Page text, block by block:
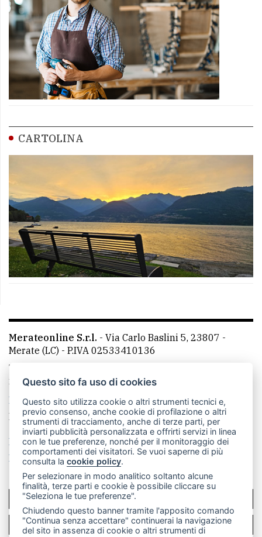
CARTOLINA
Merateonline S.r.l. - Via Carlo Baslini 5, 23807 -
Merate (LC) - P.IVA 02533410136
Telefono:
mail: redazione@leccoonline.com
La redazione
MerateOnline CasateOnline
RSS
Made by VIP
Privacy policy
Cookie policy
Rivedi le tue scelte sui cookie
SCRIVICI
PER LA TUA PUBBLICITÀ
Questo sito fa uso di cookies
Questo sito utilizza cookie o altri strumenti tecnici e,
previo consenso, anche cookie di profilazione o altri
strumenti di tracciamento, anche di terze parti, per
inviarti pubblicità personalizzata e offrirti servizi in linea
con le tue preferenze, nonché per il monitoraggio dei
comportamenti dei visitatori. Se vuoi saperne di più
consulta lacookie policy.
Per selezionare in modo analitico soltanto alcune
finalità, terze parti e cookie è possibile cliccare su
"Seleziona le tue preferenze".
Chiudendo questo banner tramite l'apposito comando
"Continua senza accettare" continuerai la navigazione
del sito in assenza di cookie o altri strumenti di